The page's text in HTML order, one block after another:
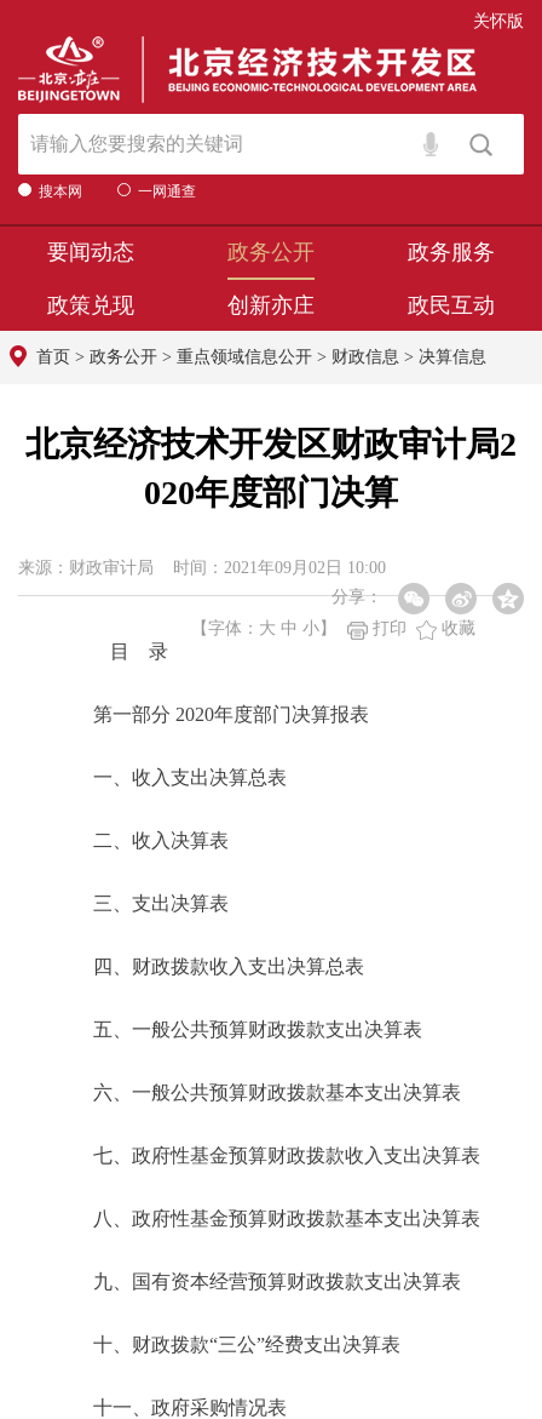
关怀版
搜本网 一网通查
要闻动态 政务公开 政务服务
政策兑现 创新亦庄 政民互动
首页 > 政务公开 > 重点领域信息公开 > 财政信息 > 决算信息
北京经济技术开发区财政审计局2
020年度部门决算
来源：财政审计局 时间：2021年09月02日 10:00
分享：
【字体： 大 中 小 】 打印 收藏
目 录
第一部分 2020年度部门决算报表
一、收入支出决算总表
二、收入决算表
三、支出决算表
四、财政拨款收入支出决算总表
五、一般公共预算财政拨款支出决算表
六、一般公共预算财政拨款基本支出决算表
七、政府性基金预算财政拨款收入支出决算表
八、政府性基金预算财政拨款基本支出决算表
九、国有资本经营预算财政拨款支出决算表
十、财政拨款“三公”经费支出决算表
十一、政府采购情况表